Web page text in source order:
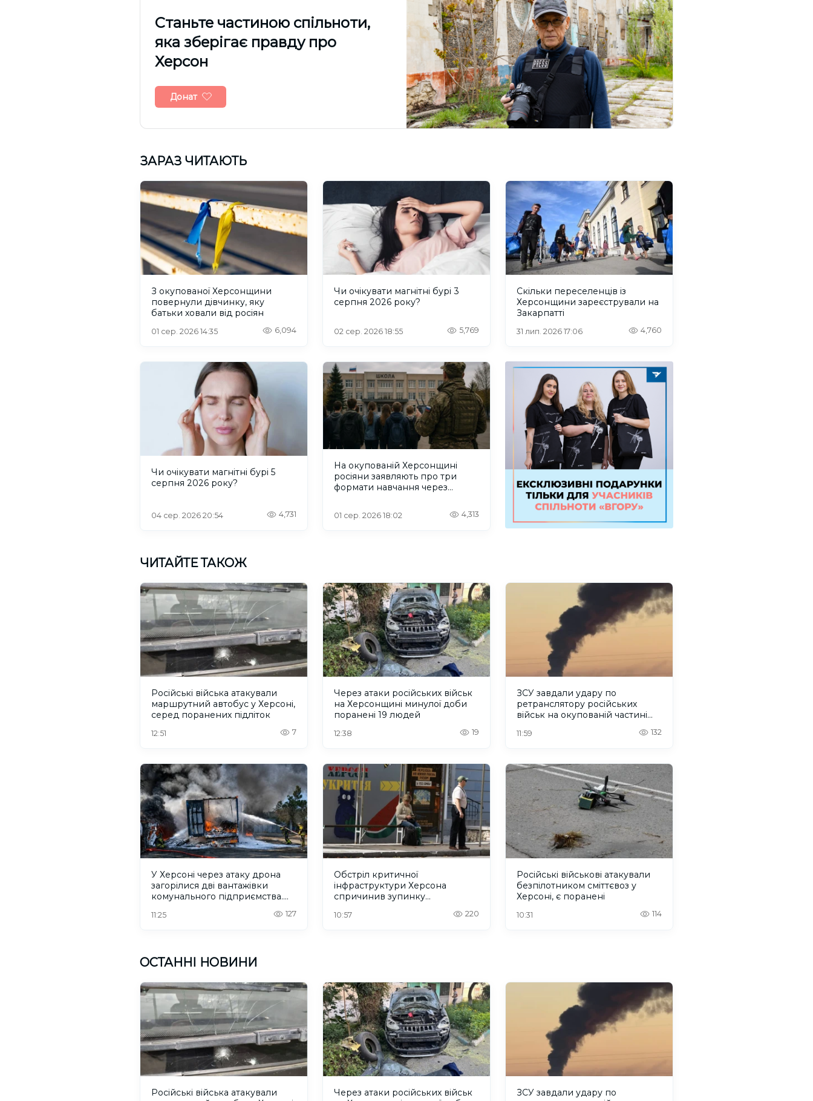
Cтаньте частиною спільноти,
яка зберігає правду про
Херсон
Донат
ЗАРАЗ ЧИТАЮТЬ
З окупованої Херсонщини
повернули дівчинку, яку
батьки ховали від росіян
01 сер. 2026 14:35 6,094
Чи очікувати магнітні бурі 3
серпня 2026 року?
02 сер. 2026 18:55 5,769
Скільки переселенців із
Херсонщини зареєстрували на
Закарпатті
31 лип. 2026 17:06 4,760
Чи очікувати магнітні бурі 5
серпня 2026 року?
04 сер. 2026 20:54 4,731
На окупованій Херсонщині
росіяни заявляють про три
формати навчання через
01 сер. 2026 18:02 4,313
ЧИТАЙТЕ ТАКОЖ
Російські війська атакували
маршрутний автобус у Херсоні,
серед поранених підліток
12:51 7
Через атаки російських військ
на Херсонщині минулої доби
поранені 19 людей
12:38 19
ЗСУ завдали удару по
ретранслятору російських
військ на окупованій частині
11:59 132
У Херсоні через атаку дрона
загорілися дві вантажівки
комунального підприємства.
11:25 127
Обстріл критичної
інфраструктури Херсона
спричинив зупинку
зв'язком
10:57 220
Російські військові атакували
безпілотником сміттєвоз у
Херсоні, є поранені
10:31 114
ОСТАННІ НОВИНИ
Російські війська атакували
Через атаки російських військ
ЗСУ завдали удару по